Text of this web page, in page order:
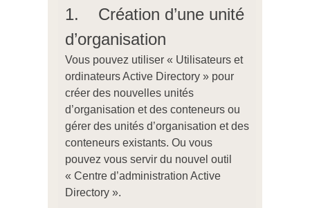
1. Création d’une unité
d’organisation
Vous pouvez utiliser « Utilisateurs et
ordinateurs Active Directory » pour
créer des nouvelles unités
d’organisation et des conteneurs ou
gérer des unités d’organisation et des
conteneurs existants. Ou vous
pouvez vous servir du nouvel outil
« Centre d’administration Active
Directory ».